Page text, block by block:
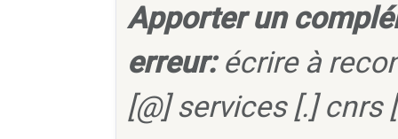
Apporter un
erreur:écrire à
[@] services [.] cnrs